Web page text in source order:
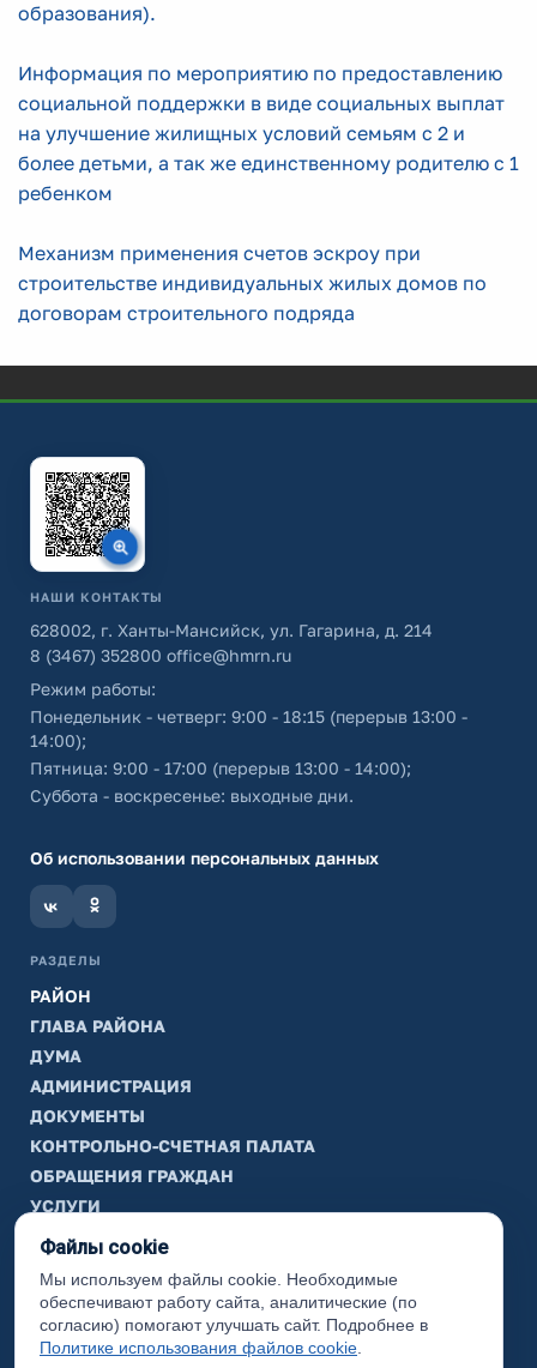
образования).
Информация по мероприятию по предоставлению
социальной поддержки в виде социальных выплат
на улучшение жилищных условий семьям с 2 и
более детьми, а так же единственному родителю с 1
ребенком
Механизм применения счетов эскроу при
строительстве индивидуальных жилых домов по
договорам строительного подряда
НАШИ КОНТАКТЫ
628002, г. Ханты-Мансийск, ул. Гагарина, д. 214
8 (3467) 352800 office@hmrn.ru
Режим работы:
Понедельник - четверг: 9:00 - 18:15 (перерыв 13:00 -
14:00);
Пятница: 9:00 - 17:00 (перерыв 13:00 - 14:00);
Суббота - воскресенье: выходные дни.
Об использовании персональных данных
РАЗДЕЛЫ
РАЙОН
ГЛАВА РАЙОНА
ДУМА
АДМИНИСТРАЦИЯ
ДОКУМЕНТЫ
КОНТРОЛЬНО-СЧЕТНАЯ ПАЛАТА
ОБРАЩЕНИЯ ГРАЖДАН
УСЛУГИ
ТИК
ИНФОРМАЦИЯ
Законодательная карта
Карта сайта
Файлы cookie
Мы используем файлы cookie. Необходимые
обеспечивают работу сайта, аналитические (по
согласию) помогают улучшать сайт. Подробнее в
Политике использования файлов cookie